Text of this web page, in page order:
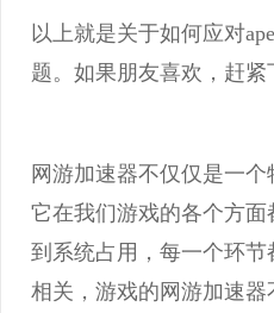
以上就是关于如何应对
题。如果朋友喜欢，赶紧
网游加速器不仅仅是一个
它在我们游戏的各个方
到系统占用，每一个环
相关，游戏的网游加速